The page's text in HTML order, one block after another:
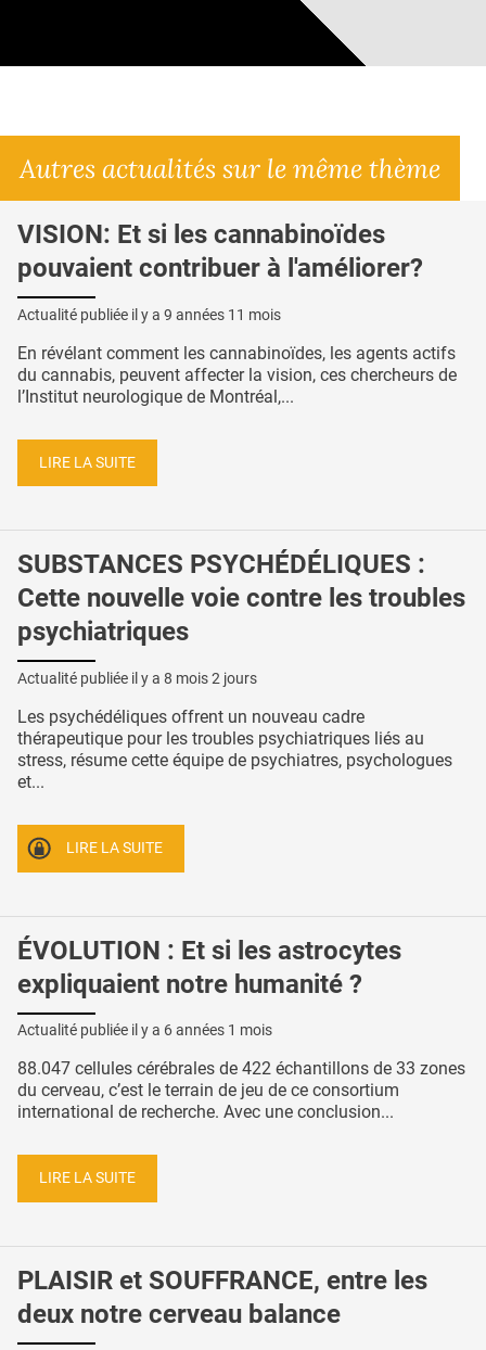
Autres actualités sur le même thème
VISION: Et si les cannabinoïdes
pouvaient contribuer à l'améliorer?
Actualité publiée il y a 9 années 11 mois
En révélant comment les cannabinoïdes, les agents actifs
du cannabis, peuvent affecter la vision, ces chercheurs de
l’Institut neurologique de Montréal,...
LIRE LA SUITE
SUBSTANCES PSYCHÉDÉLIQUES :
Cette nouvelle voie contre les troubles
psychiatriques
Actualité publiée il y a 8 mois 2 jours
Les psychédéliques offrent un nouveau cadre
thérapeutique pour les troubles psychiatriques liés au
stress, résume cette équipe de psychiatres, psychologues
et...
LIRE LA SUITE
ÉVOLUTION : Et si les astrocytes
expliquaient notre humanité ?
Actualité publiée il y a 6 années 1 mois
88.047 cellules cérébrales de 422 échantillons de 33 zones
du cerveau, c’est le terrain de jeu de ce consortium
international de recherche. Avec une conclusion...
LIRE LA SUITE
PLAISIR et SOUFFRANCE, entre les
deux notre cerveau balance